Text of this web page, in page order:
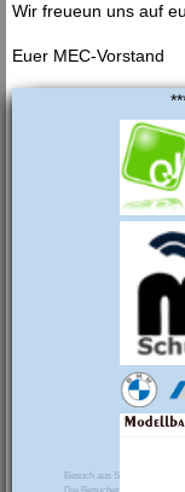
Besuch aus Shanghai
Die Besucher bestaunen die
Wir freueun uns auf
Euer MEC-Vorstand